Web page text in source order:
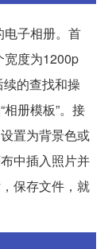
电子相册。首
宽度为1200p
的查找和操
册模板”。接
置为背景色或
中插入照片并
保存文件，就